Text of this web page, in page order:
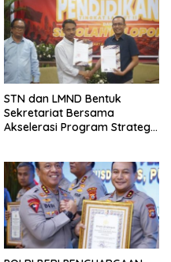
STN dan LMND Bentuk
Sekretariat Bersama
Akselerasi Program Strategis
Pemerintahan Prabowo–
Gibran